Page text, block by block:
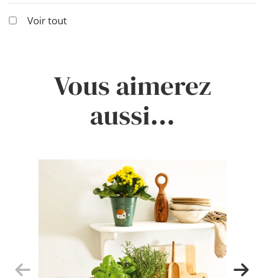
Voir tout
Vous aimerez
aussi...